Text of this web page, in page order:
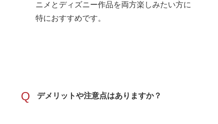
ニメとディズニー作品を両方楽しみたい方に
特におすすめです。
Q デメリットや注意点はありますか？